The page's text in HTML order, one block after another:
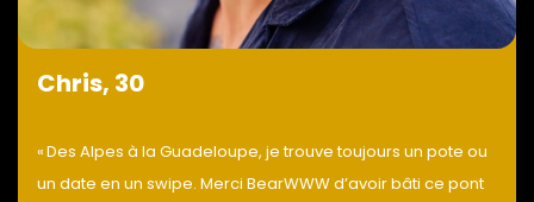
Chris, 30
« Des Alpes à la Guadeloupe, je trouve toujours un pote ou
un date en un swipe. Merci BearWWW d’avoir bâti ce pont